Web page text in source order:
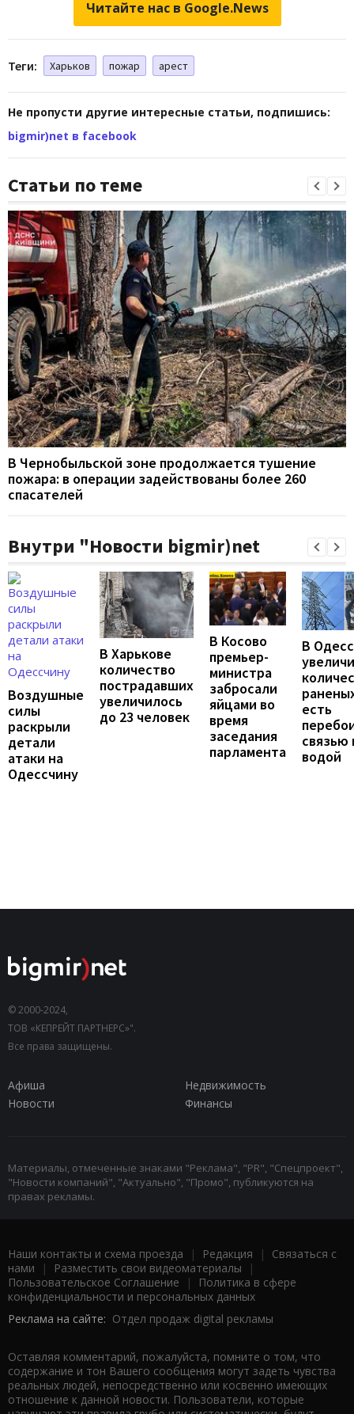
Читайте нас в Google.News
Теги: Харьков пожар арест
Не пропусти другие интересные статьи, подпишись:
bigmir)net в facebook
Статьи по теме
В Чернобыльской зоне продолжается тушение
пожара: в операции задействованы более 260
спасателей
Внутри "Новости bigmir)net
Воздушные
силы
раскрыли
детали
атаки на
Одессчину
В Харькове
количество
пострадавших
увеличилось
до 23 человек
В Косово
премьер-
министра
забросали
яйцами во
время
заседания
парламента
В
есть
связью
водой
© 2000-2024,
ТОВ «КЕПРЕЙТ ПАРТНЕРС»".
Все права защищены.
Афиша
Недвижимость
Новости
Финансы
Материалы, отмеченные знаками "Реклама", "PR", "Спецпроект",
"Новости компаний", "Актуально", "Промо", публикуются на
правах рекламы.
Наши контакты и схема проезда | Редакция | Связаться с
нами | Разместить свои видеоматериалы |
Пользовательское Соглашение |
Политика в сфере
конфиденциальности и персональных данных
Реклама на сайте: Отдел продаж digital рекламы
Оставляя комментарий, пожалуйста, помните о том, что
содержание и тон Вашего сообщения могут задеть чувства
реальных людей, непосредственно или косвенно имеющих
отношение к данной новости. Пользователи, которые